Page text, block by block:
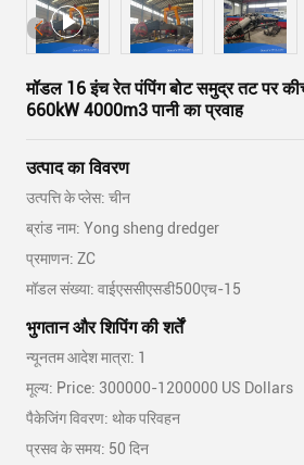
मॉडल 16 इंच रेत पंपिंग बोट समुद्र तट पर
660kW 4000m3 पानी का प्रवाह
उत्पाद का विवरण
उत्पत्ति के प्लेस: चीन
ब्रांड नाम: Yong sheng dredger
प्रमाणन: ZC
मॉडल संख्या: वाईएससीएसडी500एच-15
भुगतान और शिपिंग की शर्तें
न्यूनतम आदेश मात्रा: 1
मूल्य: Price: 300000-1200000 US Dollars
पैकेजिंग विवरण: थोक परिवहन
प्रसव के समय: 50 दिन